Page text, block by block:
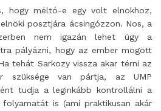
hogy méltó-e egy volt elnökhoz,
posztjára ácsingózzon. Nos, a
nem igazán lehet úgy a
pályázni, hogy az ember mögött
tehát Sarkozy vissza akar térni az
szüksége van pártja, az UMP
tudja a leginkább kontrollálni a
folyamatát is (ami praktikusan akár